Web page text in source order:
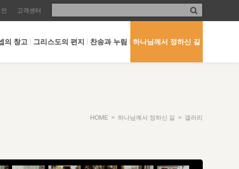
고객센터
의 창고 그리스도의 편지 찬송과 누림 하나님께서 정하신 길
HOME > 하나님께서 정하신 길 > 갤러리